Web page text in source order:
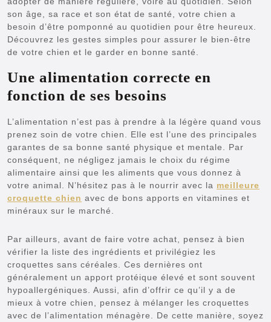
son âge, sa race et son état de santé, votre chien a
besoin d’être pomponné au quotidien pour être heureux.
Découvrez les gestes simples pour assurer le bien-être
de votre chien et le garder en bonne santé.
Une alimentation correcte en
fonction de ses besoins
L’alimentation n’est pas à prendre à la légère quand vous
prenez soin de votre chien. Elle est l’une des principales
garantes de sa bonne santé physique et mentale. Par
conséquent, ne négligez jamais le choix du régime
alimentaire ainsi que les aliments que vous donnez à
votre animal. N’hésitez pas à le nourrir avec la meilleure
croquette chien avec de bons apports en vitamines et
minéraux sur le marché.
Par ailleurs, avant de faire votre achat, pensez à bien
vérifier la liste des ingrédients et privilégiez les
croquettes sans céréales. Ces dernières ont
généralement un apport protéique élevé et sont souvent
hypoallergéniques. Aussi, afin d’offrir ce qu’il y a de
mieux à votre chien, pensez à mélanger les croquettes
avec de l’alimentation ménagère. De cette manière, soyez